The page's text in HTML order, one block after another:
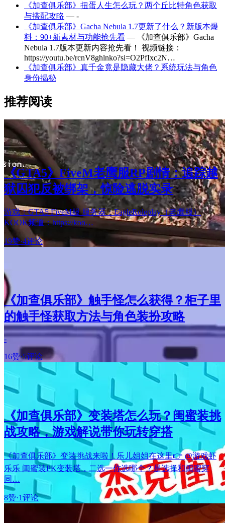
《加查俱乐部》扭蛋人生怎么玩？两个丘比特角色获取
与搭配攻略 — -
《加查俱乐部》Gacha Nebula 1.7更新了什么？新版本爆
料：90+新素材与功能抢先看 — 《加查俱乐部》Gacha
Nebula 1.7版本更新内容抢先看！ 视频链接：
https://youtu.be/rcnV8ghlnko?si=O2PfIxc2N…
《加查俱乐部》真千金竟是隐藏大佬？系统玩法与角色
身份揭秘
推荐阅读
《GTA5》FiveM老鹰服RP剧情：追踪越
狱囚犯反被绑架，惊险逃脱实录
游戏：GTA5 FiveM服 服务器：EagleRoleplay（老鹰服）
KOOK频道：https://koo…
19赞·4评论
《加查俱乐部》触手怪怎么获得？柜子里
的触手怪获取方法与角色装扮攻略
-
16赞·5评论
《加查俱乐部》变装塔怎么玩？闺蜜装挑
战攻略，游戏解说带你玩转穿搭
《加查俱乐部》变装挑战来啦！乐儿姐姐在这里👉 @游戏虾
乐乐 闺蜜装PK变装塔，二选一你选哪个？是选择和闺蜜穿
同…
8赞·1评论